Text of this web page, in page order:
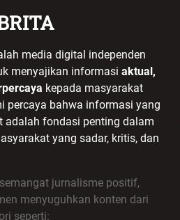
media digital independen
menyajikan informasi aktual,
kepada masyarakat
percaya bahwa informasi yang
adalah fondasi penting dalam
yang sadar, kritis, dan
jurnalisme positif,
menyuguhkan konten dari
seperti: